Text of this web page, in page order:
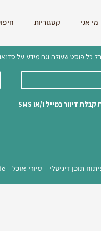
מי אני קטגוריות
שלנו
תוכן דיגיטלי סיורי אוכל